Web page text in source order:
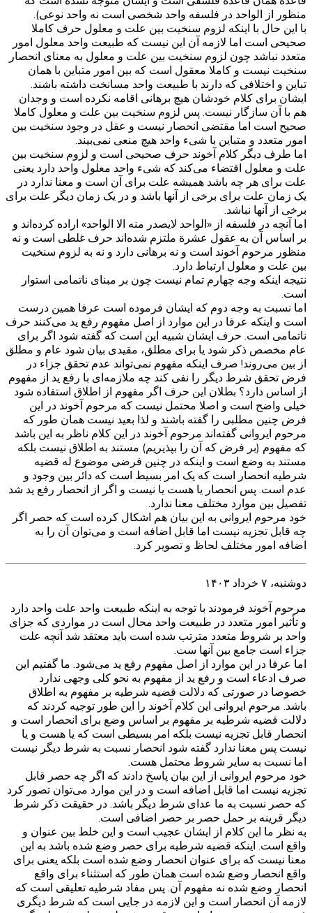
منظور از الواحد در فلسفه واحد شخصی است نه واحد نوعی).
با این حال با اینکه لزوم سنخیت بین علت و معلول حرف کاملا
صحیحی است اما لازمه آن این نیست که طبیعت واحد معلول امور
متعدد نباشد چون لزوم سنخیت بین علت و معلول به معنای انحصار
سنخیت نیست و کاملا معقول است که بین امور متباین با همان
تباین و اختلافی که دارند با طبیعت واحد مسانخت داشته باشند.
ایشان برای کلام خودشان هیچ برهانی اقامه نکرده است و وجدان
هم با آن سازگار نیست. پس لزوم سنخیت بین علت و معلول کاملا
صحیح است اما مقتضی انحصار نیست و عقل در وجود سنخیت بین
امور متعدد و متباین با شیء واحد هیچ منعی نمی‌بیند.
اما طرف دیگر کلام آخوند حرف صحیحی است و لزوم سنخیت بین
علت و معلول اقتضاء می‌کند که شیء واحد معلول واحد دارد یعنی
علت برای هر چه باشد همیشه علت برای آن است و معنا ندارد در
یک زمان علت برای برخی از آنها باشد و در یک زمان دیگر علت برای
برخی از آنها نباشد.
اما آنچه در فلسفه از «الواحد لایصدر منه الا الواحد» اراده کرده‌اند و
بر اساس آن به عقول عشرة ملتزم شده‌اند حرف غلطی است و نه
منظور مرحوم آخوند است و نه برهانی دارد و نه به لزوم سنخیت
بین علت و معلول ارتباط دارد.
نتیجه اینکه وجه چهارم تمام نیست چون بر مبنای ناتمامی استوار
است.
اما نسبت به وجه دوم که ایشان فرموده است عرفا همین درست
است و اینکه عرفا در این موارد از اصل مفهوم رفع ید می‌کنند حرف
ناتمامی است. حرف ایشان شبیه این است که گفته شود اگر برای
عام مخصص ذکر شود یا برای مطلق، مقیدی بیان شود عام و مطلق
از بین می‌روند! صرف اینکه مفهوم نمی‌تواند عدم تحقق جزاء در
فرض تحقق شرط دیگر را نفی کند چه ملازمه‌ای با رفع ید از مفهوم
از اساس دارد؟ بطلان این حرف اگر مفهوم از اطلاق استفاده شود
خیلی واضح است و اصلا محتمل نیست که مرحوم آخوند در این
فرض چنین مطلبی را گفته باشند و لذا بعید نیست همان طور که
مرحوم ایروانی گفته‌اند مرحوم آخوند در این کلام ناظر به این باشد
که مفهوم (بر فرض که آن را بپذیریم) مستند به اطلاق نیست بلکه
مستند به وضع است و اینکه در چنین فرضی موضوع له قضیه
شرطیه انحصار است که یک امر بسیط است که دائر بین وجود و
عدم است. پس انحصار یا هست یا نیست و اگر از انحصار رفع ید شد
تفصیل بین موارد مختلف معنا ندارد.
خود مرحوم ایروانی به این بیان هم اشکال کرده است که حصر اگر
چه قابل تجزیه نیست اما قابل اضافه است و می‌توان آن را به
اضافه امور مختلف لحاظ و تصویر کرد.
دوشنبه، ۷ خرداد ۱۴۰۳
مرحوم آخوند فرمودند با توجه به اینکه طبیعت واحد علت واحد دارد
و تأثیر امور متعدد در طبیعت واحد محال است در مواردی که جزای
واحد بر شروط متعدد مترتب شده است باید معتقد شد آنچه علت
جزاء است جامع بین آنها ست.
اما عرفا در این موارد از اصل مفهوم رفع ید می‌شود. ما گفتیم این
صرف ادعاء است و رفع ید از مفهوم به نحو کلی وجهی ندارد
خصوصا در صورتی که دلالت قضیه شرطیه بر مفهوم به اطلاق
باشد. مرحوم ایروانی این کلام آخوند را این طور توجیه کردند که
دلالت قضیه شرطیه بر مفهوم بر اساس وضع برای انحصار است و
انحصار قابل تجزیه نیست بلکه امر بسیطی است که یا هست و یا
نیست پس معنا ندارد گفته شود انحصار نسبت به شرط دیگر نیست
اما نسبت به سایر شروط محتمل هست.
خود مرحوم ایروانی از این بیان پاسخ دادند که اگر چه حصر قابل
تجزیه نیست اما قابل اضافه است و در این موارد می‌توان تصور کرد
که حصر نسبت به ما عدای شرط دیگر باشد. در حقیقت ذکر شرط
دیگر قرینه بر حمل حصر بر حصر اضافی است.
به نظر ما این کلام از ایشان عجیب است و این خلط بین عنوان و
واقع است. اینکه قضیه شرطیه برای حصر وضع شده باشد به این
معنا نیست که برای عنوان انحصار وضع شده است بلکه یعنی برای
واقع انحصار وضع شده است همان طور که استثناء برای واقع
انحصار وضع شده نه مفهوم آن. پس مفاد شرطیه تعلیقی است که
لازمه آن انحصار است و این لازمه در جایی است که شرط دیگری